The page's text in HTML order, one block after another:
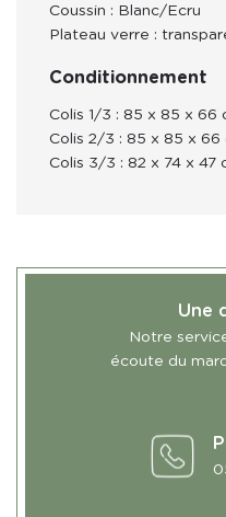
Coussin : Blanc/Ecru
Plateau verre :
Conditionnement
Colis 1/3 : 85 x 85 x 66
Colis 2/3 : 85 x 85 x 66
Colis 3/3 : 82 x 74 x 47
Une
Notre
écoute du